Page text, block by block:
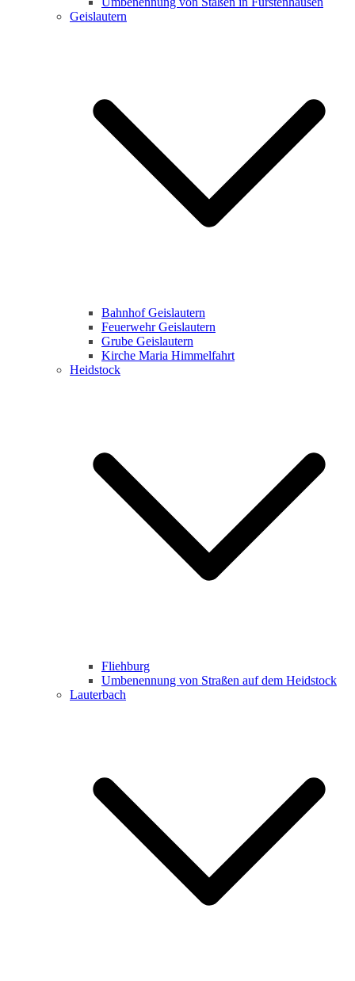
Geislautern
Bahnhof Geislautern
Feuerwehr Geislautern
Grube Geislautern
Kirche Maria Himmelfahrt
Heidstock
Fliehburg
Umbenennung von Straßen auf dem Heidstock
Lauterbach